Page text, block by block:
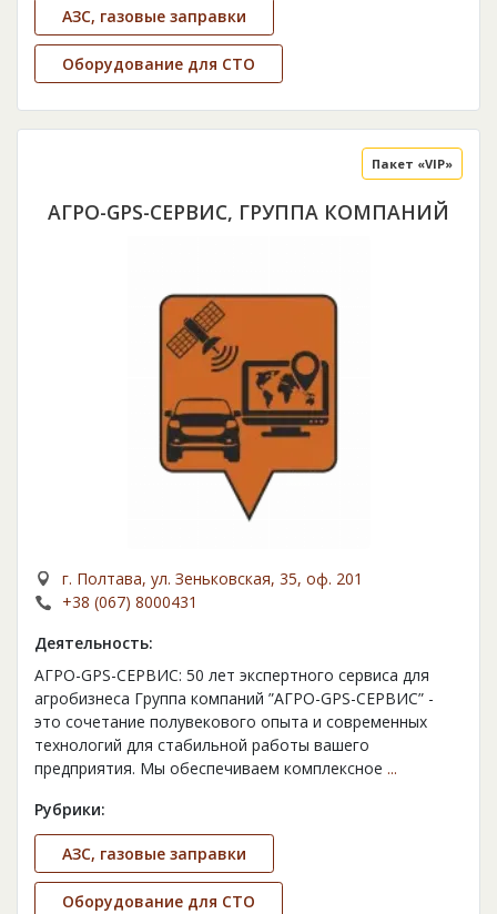
АЗС, газовые заправки
Оборудование для СТО
АГРО-GPS-СЕРВИС, ГРУППА КОМПАНИЙ
Пакет «VIP»
г. Полтава, ул. Зеньковская, 35, оф. 201
+38 (067) 8000431
Деятельность:
АГРО-GPS-СЕРВИС: 50 лет экспертного сервиса для
агробизнеса Группа компаний ”АГРО-GPS-СЕРВИС” -
это сочетание полувекового опыта и современных
технологий для стабильной работы вашего
предприятия. Мы обеспечиваем комплексное ...
Рубрики:
АЗС, газовые заправки
Оборудование для СТО